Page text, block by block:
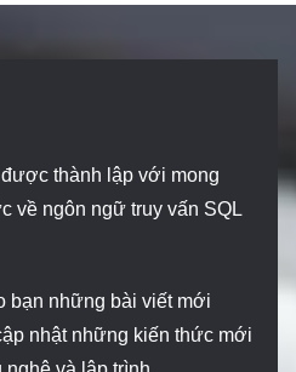
thành lập với mong
về ngôn ngữ truy vấn SQL
bạn những bài viết mới
nhật những kiến thức mới